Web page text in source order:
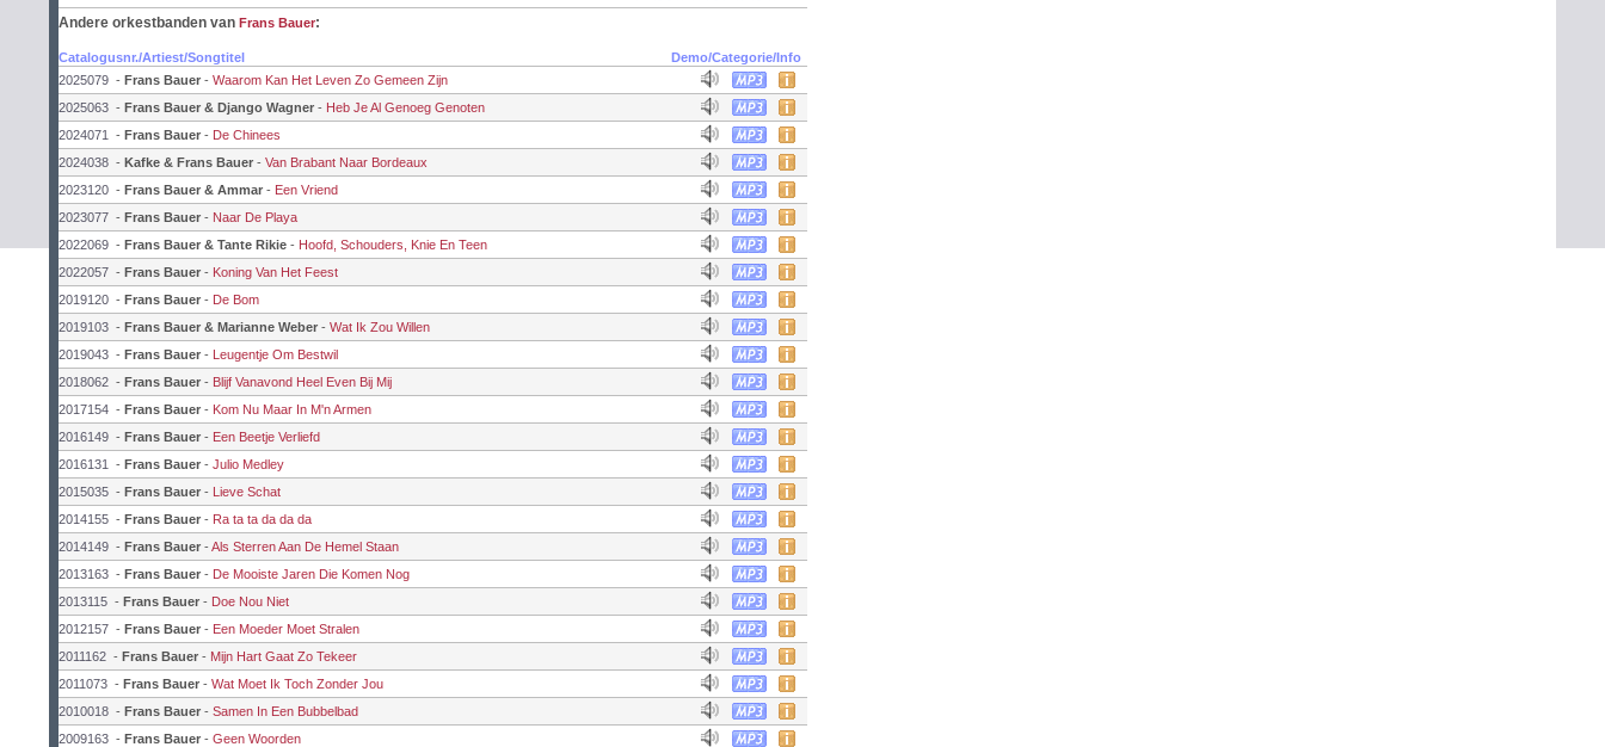
Andere orkestbanden van Frans Bauer:
Catalogusnr./Artiest/Songtitel
Demo/Categorie/Info
2025079 - Frans Bauer - Waarom Kan Het Leven Zo Gemeen Zijn
2025063 - Frans Bauer & Django Wagner - Heb Je Al Genoeg Genoten
2024071
- Frans Bauer - De Chinees
2024038 - Kafke & Frans Bauer - Van Brabant Naar Bordeaux
2023120 - Frans Bauer & Ammar - Een Vriend
2023077 - Frans Bauer - Naar De Playa
2022069 - Frans Bauer & Tante Rikie - Hoofd, Schouders, Knie En Teen
2022057 - Frans Bauer - Koning Van Het Feest
2019120 - Frans Bauer - De Bom
2019103 - Frans Bauer & Marianne Weber - Wat Ik Zou Willen
2019043 - Frans Bauer - Leugentje Om Bestwil
2018062 - Frans Bauer - Blijf Vanavond Heel Even Bij Mij
2017154 - Frans Bauer - Kom Nu Maar In M'n Armen
2016149 - Frans Bauer - Een Beetje Verliefd
2016131
- Frans Bauer - Julio Medley
2015035 - Frans Bauer - Lieve Schat
2014155 - Frans Bauer - Ra ta ta da da da
2014149 - Frans Bauer -Als Sterren Aan De Hemel Staan
2013163 - Frans Bauer - De Mooiste Jaren Die Komen Nog
2013115 - Frans Bauer - Doe Nou Niet
2012157 - Frans Bauer - Een Moeder Moet Stralen
2011162 - Frans Bauer - Mijn Hart Gaat Zo Tekeer
2011073 - Frans Bauer - Wat Moet Ik Toch Zonder Jou
2010018 - Frans Bauer - Samen In Een Bubbelbad
2009163 - Frans Bauer - Geen Woorden